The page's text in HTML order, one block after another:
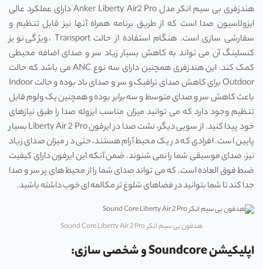
هندزفری بی سیم انکر مدل Anker Liberty Air2 Pro دارای عملکرد عالی
ایزولاسیون صدا است که از طریق برنامه همراه آنها نیز قابل تنظیم و
سفارشی سازی است. هنگام استفاده از حالت Transport ، ویژگی نویز
کنسلینگ آن می تواند به کاهش بسیار زیاد سر و صدای اضافه محیطی
کمک کند. این هندزفری همچنین دارای سه نوع ANC می باشد که حالت
Outdoor برای کاهش صدای ترافیک و سر و صدای باد بوده و حالت Indoor
باعث کاهش سر و صدای متوسط و سه برابر بوده و همچنین یک ولوم قابل
تنظیم وجود دارد که می توانید میزان مناسب ایزوله صدا را طبق نیازهای
خود پیدا کنید. از سویی دیگر، نشت صدا در ایرفون Liberty Air 2 Pro بسیار
پایین است. افرادی که در یک محیط آرام هستند، حتی در میزان صدای زیاد
نیز، صدای موسیقی شما را نمی شنوند. ضمن آنکه این ایرفون دارای کیفیت
ضبط فوق العاده است. که می تواند صدای شما را از محیط های پر سر و صدا
جدا کند تا شما بتوانید در فضاهای شلوغ تر مکالمه ای خوب داشته باشید.
هدفون بی سیم انکر Sound Core Liberty Air 2 Pro
اپلیکیشن Soundcore و شخصی سازی: